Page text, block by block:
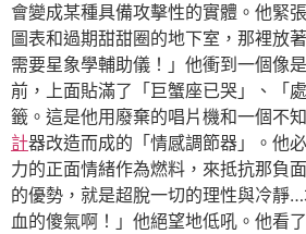
會變成某種具備攻擊性的實體。他緊
圖表和過期甜甜圈的地下室，那裡放
需要星象學輔助儀！」他衝到一個像
前，上面貼滿了「巨蟹座已哭」、「
籤。這是他用廢棄的唱片機和一個不
計器改造而成的「情感調節器」。他
力的正面情緒作為燃料，來抵抗那負
的優勢，就是超脫一切的理性與冷靜
血的傻氣啊！」他絕望地低吼。他看